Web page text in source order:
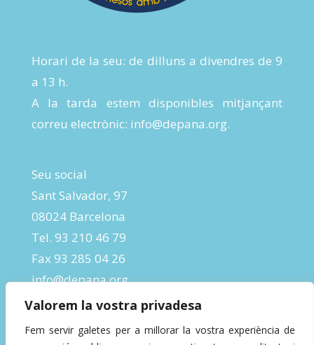
Valorem la vostra privadesa
Fem servir galetes per a millorar la vostra experiència de
Horari de la seu: de dilluns a divendres de 9
a 13 h.
A la tarda estem disponibles mitjançant
correu electrònic: info@depana.org.
Seu social
Sant Salvador, 97
08024 Barcelona
Tel. 93 210 46 79
Fax 93 285 04 26
info@depana.org